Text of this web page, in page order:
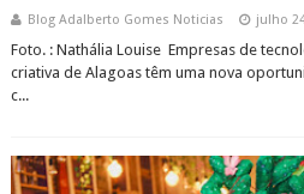
Blog Adalberto Gomes Noticias julho
Foto. : Nathália Louise Empresas de
criativa de Alagoas têm uma nova
c...